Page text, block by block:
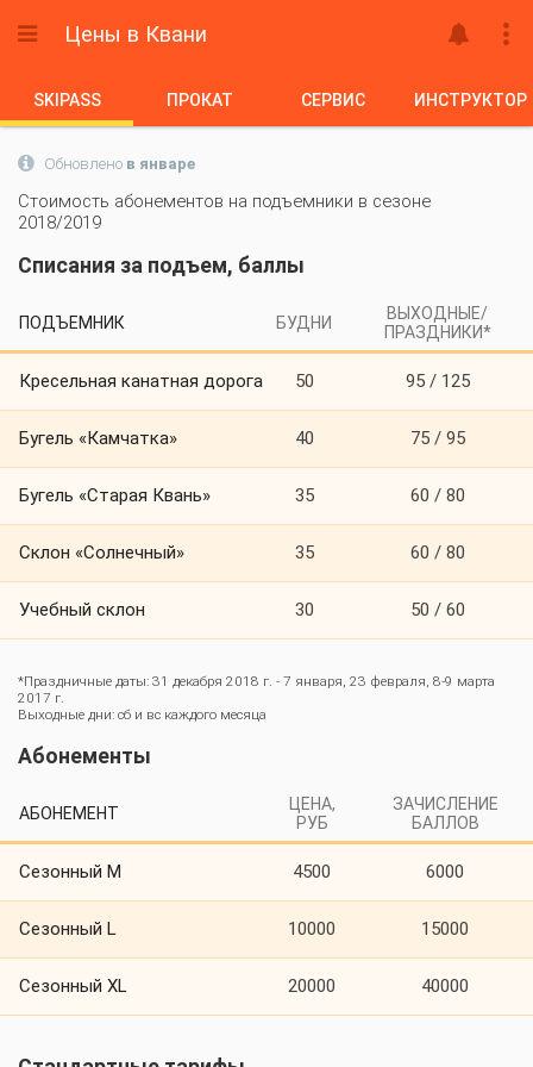
Цены в Квани
SKIPASS ПРОКАТ СЕРВИС ИНСТРУКТОР
 Обновлено в январе
Стоимость абонементов на подъемники в сезоне
2018/2019
Списания за подъем, баллы
ПОДЪЕМНИК БУДНИ
ВЫХОДНЫЕ/
ПРАЗДНИКИ*
Кресельная канатная дорога 50 95 / 125
Бугель «Камчатка» 40 75 / 95
Бугель «Старая Квань» 35 60 / 80
Склон «Солнечный» 35 60 / 80
Учебный склон 30 50 / 60
*Праздничные даты: 31 декабря 2018 г. - 7 января, 23 февраля, 8-9 марта
2017 г.
Выходные дни: сб и вс каждого месяца
Абонементы
АБОНЕМЕНТ
ЦЕНА,
РУБ
ЗАЧИСЛЕНИЕ
БАЛЛОВ
Сезонный М 4500 6000
Сезонный L 10000 15000
Сезонный XL 20000 40000